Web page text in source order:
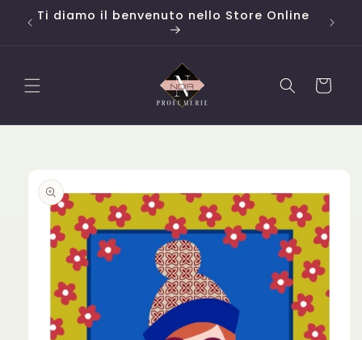
direttamente
ai contenuti
Ti diamo il benvenuto nello Store Online
Carrello
prodotto